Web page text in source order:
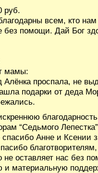
руб.
всем, кто
без помощи. Дай Бог
мамы:
Алёнка проспала, не
подарки от деда
“Седьмого
Анне и Ксении
не оставляет нас без
и материальную